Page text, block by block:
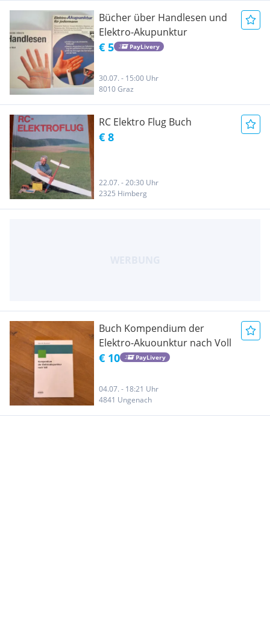
Bücher über Handlesen und
Elektro-Akupunktur
€ 5 PayLivery
30.07. - 15:00 Uhr
8010 Graz
RC Elektro Flug Buch
€ 8
22.07. - 20:30 Uhr
2325 Himberg
Buch Kompendium der
Elektro-Akuounktur nach Voll
€ 10 PayLivery
04.07. - 18:21 Uhr
4841 Ungenach